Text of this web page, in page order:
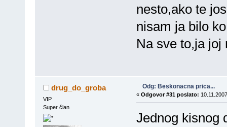
nesto,ako te
nisam ja bilo
Na sve to,ja joj
drug_do_groba
VIP
Super član
Odg: Beskonacna prica...
« Odgovor #31 poslato:
Jednog kisnog